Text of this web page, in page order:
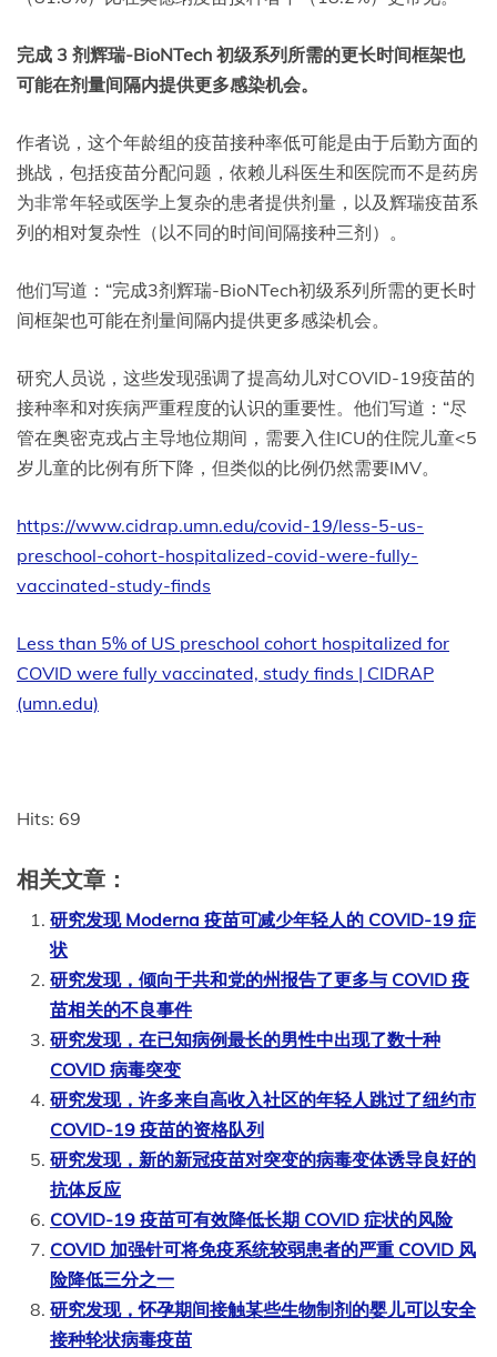
完成 3 剂辉瑞-BioNTech 初级系列所需的更长时间框架也
可能在剂量间隔内提供更多感染机会。
作者说，这个年龄组的疫苗接种率低可能是由于后勤方面的
挑战，包括疫苗分配问题，依赖儿科医生和医院而不是药房
为非常年轻或医学上复杂的患者提供剂量，以及辉瑞疫苗系
列的相对复杂性（以不同的时间间隔接种三剂）。
他们写道：“完成3剂辉瑞-BioNTech初级系列所需的更长时
间框架也可能在剂量间隔内提供更多感染机会。
研究人员说，这些发现强调了提高幼儿对COVID-19疫苗的
接种率和对疾病严重程度的认识的重要性。他们写道：“尽
管在奥密克戎占主导地位期间，需要入住ICU的住院儿童<5
岁儿童的比例有所下降，但类似的比例仍然需要IMV。
https://www.cidrap.umn.edu/covid-19/less-5-us-
preschool-cohort-hospitalized-covid-were-fully-
vaccinated-study-finds
Less than 5% of US preschool cohort hospitalized for
COVID were fully vaccinated, study finds | CIDRAP
(umn.edu)
Hits: 69
相关文章：
研究发现 Moderna 疫苗可减少年轻人的 COVID-19 症
状
研究发现，倾向于共和党的州报告了更多与 COVID 疫
苗相关的不良事件
研究发现，在已知病例最长的男性中出现了数十种
COVID 病毒突变
研究发现，许多来自高收入社区的年轻人跳过了纽约市
COVID-19 疫苗的资格队列
研究发现，新的新冠疫苗对突变的病毒变体诱导良好的
抗体反应
COVID-19 疫苗可有效降低长期 COVID 症状的风险
COVID 加强针可将免疫系统较弱患者的严重 COVID 风
险降低三分之一
研究发现，怀孕期间接触某些生物制剂的婴儿可以安全
接种轮状病毒疫苗